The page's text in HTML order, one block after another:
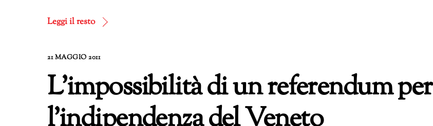
corso…
Leggi il resto
21 MAGGIO 2011
L’impossibilità di un referendum per